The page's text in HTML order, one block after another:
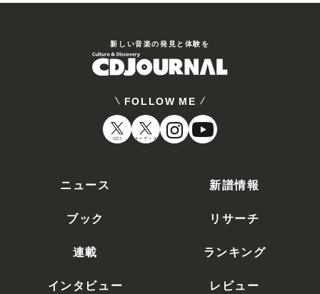
新しい⾳楽の発⾒と体験を
FOLLOW ME
CDJ オーディオ
ニュース
新譜情報
ブック
リサーチ
連載
ランキング
インタビュー
レビュー